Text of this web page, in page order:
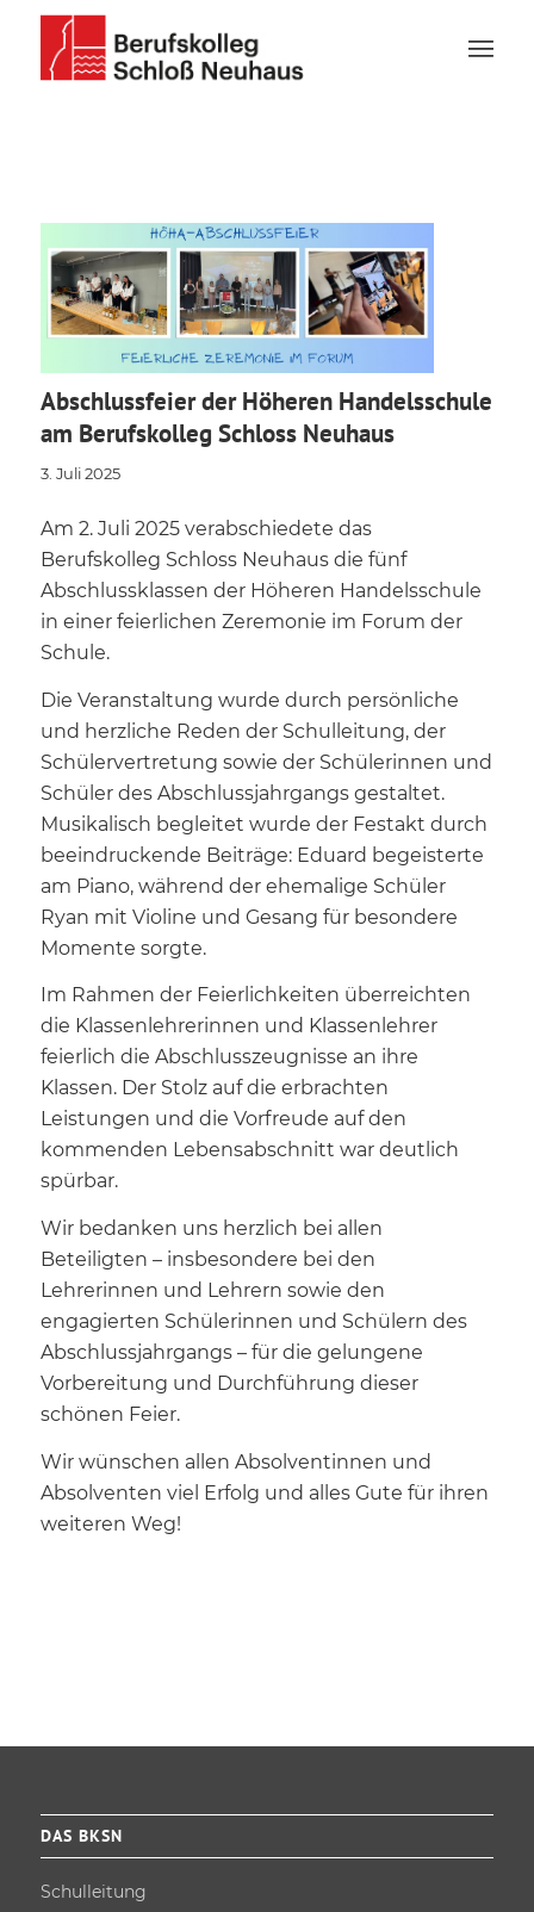
Abschlussfeier der Höheren Handelsschule
am Berufskolleg Schloss Neuhaus
3. Juli 2025
Am 2. Juli 2025 verabschiedete das
Berufskolleg Schloss Neuhaus die fünf
Abschlussklassen der Höheren Handelsschule
in einer feierlichen Zeremonie im Forum der
Schule.
Die Veranstaltung wurde durch persönliche
und herzliche Reden der Schulleitung, der
Schülervertretung sowie der Schülerinnen und
Schüler des Abschlussjahrgangs gestaltet.
Musikalisch begleitet wurde der Festakt durch
beeindruckende Beiträge: Eduard begeisterte
am Piano, während der ehemalige Schüler
Ryan mit Violine und Gesang für besondere
Momente sorgte.
Im Rahmen der Feierlichkeiten überreichten
die Klassenlehrerinnen und Klassenlehrer
feierlich die Abschlusszeugnisse an ihre
Klassen. Der Stolz auf die erbrachten
Leistungen und die Vorfreude auf den
kommenden Lebensabschnitt war deutlich
spürbar.
Wir bedanken uns herzlich bei allen
Beteiligten – insbesondere bei den
Lehrerinnen und Lehrern sowie den
engagierten Schülerinnen und Schülern des
Abschlussjahrgangs – für die gelungene
Vorbereitung und Durchführung dieser
schönen Feier.
Wir wünschen allen Absolventinnen und
Absolventen viel Erfolg und alles Gute für ihren
weiteren Weg!
DAS BKSN
Schulleitung